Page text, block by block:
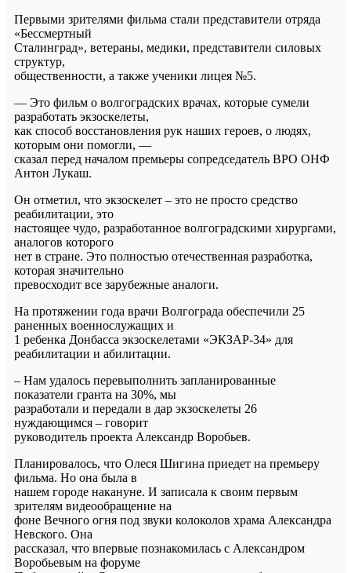
Первыми зрителями фильма стали представители отряда
«Бессмертный
Сталинград», ветераны, медики, представители силовых
структур,
общественности, а также ученики лицея №5.
— Это фильм о волгоградских врачах, которые сумели
разработать экзоскелеты,
как способ восстановления рук наших героев, о людях,
которым они помогли, —
сказал перед началом премьеры сопредседатель ВРО ОНФ
Антон Лукаш.
Он отметил, что экзоскелет – это не просто средство
реабилитации, это
настоящее чудо, разработанное волгоградскими хирургами,
аналогов которого
нет в стране. Это полностью отечественная разработка,
которая значительно
превосходит все зарубежные аналоги.
На протяжении года врачи Волгограда обеспечили 25
раненных военнослужащих и
1 ребенка Донбасса экзоскелетами «ЭКЗАР-34» для
реабилитации и абилитации.
– Нам удалось перевыполнить запланированные
показатели гранта на 30%, мы
разработали и передали в дар экзоскелеты 26
нуждающимся – говорит
руководитель проекта Александр Воробьев.
Планировалось, что Олеся Шигина приедет на премьеру
фильма. Но она была в
нашем городе накануне. И записала к своим первым
зрителям видеообращение на
фоне Вечного огня под звуки колоколов храма Александра
Невского. Она
рассказал, что впервые познакомилась с Александром
Воробьевым на форуме